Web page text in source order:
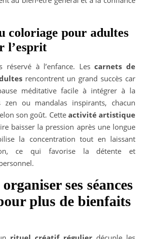
coloriage pour adultes
l’esprit
réservé à l’enfance. Lescarnets de
rencontrent un grand succès car
méditative facile à intégrer à la
zen ou mandalas inspirants, chacun
son goût. Cette activité artistique
baisser la pression après une longue
la concentration tout en laissant
ce qui favorise la détente et
ses séances
plus de bienfaits